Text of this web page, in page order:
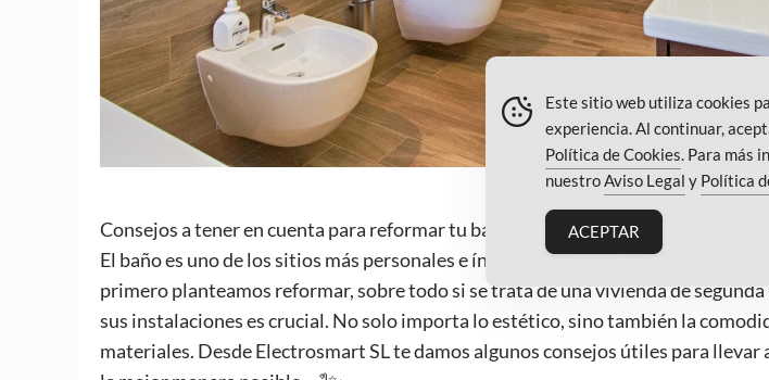
Consejos a tener en cuenta para reformar tu baño
El baño es uno de los sitios más personales e íntimos del hogar. Por ello, es uno
primero planteamos reformar, sobre todo si se trata de una vivienda de
sus instalaciones es crucial. No solo importa lo estético, sino también la
materiales. Desde Electrosmart SL te damos algunos consejos útiles para llevar
Este sitio web utiliza cookies
experiencia. Al continuar,
Política de Cookies . Para más
nuestro Aviso Legal y Política
ACEPTAR